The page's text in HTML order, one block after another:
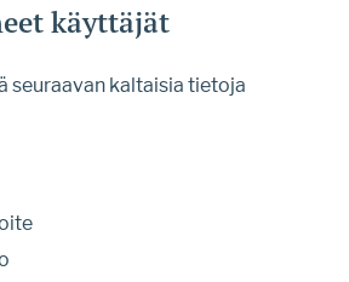
käyttäjät
seuraavan kaltaisia tietoja